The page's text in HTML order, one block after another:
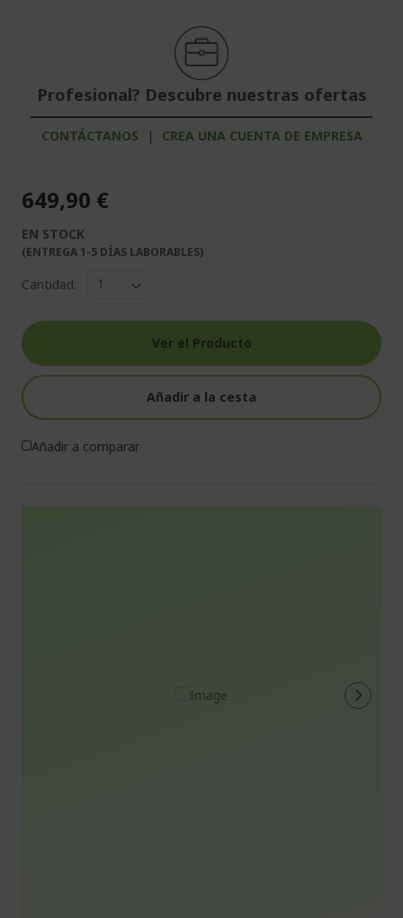
Profesional? Descubre nuestras ofertas
CONTÁCTANOS | CREA UNA CUENTA DE EMPRESA
649,90 €
EN STOCK
(ENTREGA 1-5 DÍAS LABORABLES)
Cantidad:
Ver el Producto
Añadir a la cesta
Añadir a comparar